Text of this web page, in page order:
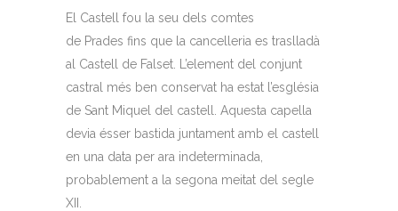
El Castell fou la seu dels comtes
de Prades fins que la cancelleria es traslladà
al Castell de Falset. L’element del conjunt
castral més ben conservat ha estat l’església
de Sant Miquel del castell. Aquesta capella
devia ésser bastida juntament amb el castell
en una data per ara indeterminada,
probablement a la segona meitat del segle
XII.